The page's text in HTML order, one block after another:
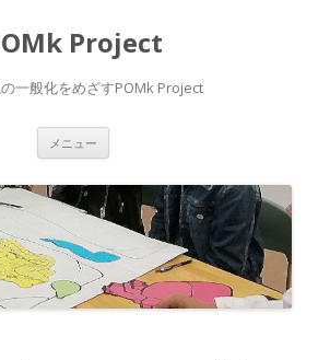
Project
一般化をめざすPOMk Project
メニュー
ン
ツ
へ
ス
ッ